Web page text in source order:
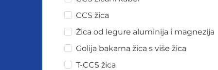
CCS žica
Žica od legure aluminija i magnezija
Golija bakarna žica s više žica
T-CCS žica